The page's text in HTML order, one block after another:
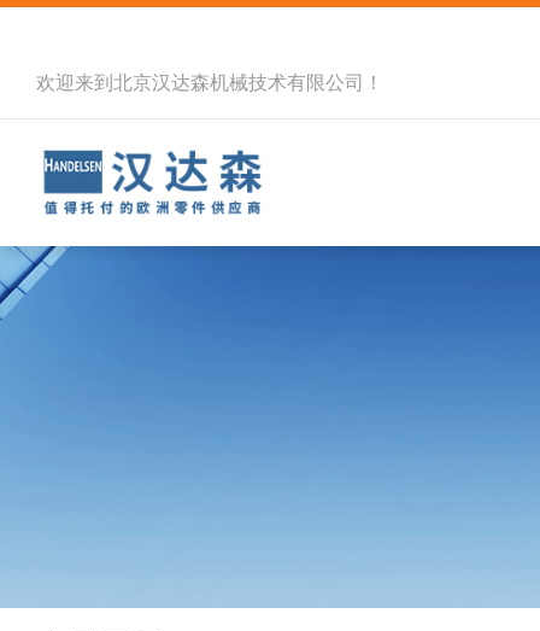
欢迎来到北京汉达森机械技术有限公司！